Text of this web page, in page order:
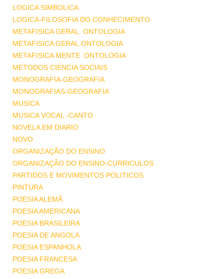
LOGICA SIMBOLICA
LOGICA-FILOSOFIA DO CONHECIMENTO
METAFISICA GERAL. ONTOLOGIA
METAFISICA GERAL.ONTOLOGIA
METAFISICA MENTE .ONTOLOGIA
METODOS CIENCIA SOCIAIS
MONOGRAFIA-GEOGRAFIA
MONOGRAFIAS-GEOGRAFIA
MUSICA
MUSICA VOCAL -CANTO
NOVELA EM DIARIO
NOVO
ORGANIZAÇÃO DO ENSINO
ORGANIZAÇÃO DO ENSINO-CURRICULOS
PARTIDOS E MOVIMENTOS POLITICOS
PINTURA
POESIA ALEMÃ
POESIA AMERICANA
POESIA BRASILEIRA
POESIA DE ANGOLA
POESIA ESPANHOLA
POESIA FRANCESA
POESIA GREGA